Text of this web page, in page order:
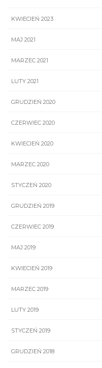
KWIECIEŃ 2023
MAJ 2021
MARZEC 2021
LUTY 2021
GRUDZIEŃ 2020
CZERWIEC 2020
KWIECIEŃ 2020
MARZEC 2020
STYCZEŃ 2020
GRUDZIEŃ 2019
CZERWIEC 2019
MAJ 2019
KWIECIEŃ 2019
MARZEC 2019
LUTY 2019
STYCZEŃ 2019
GRUDZIEŃ 2018